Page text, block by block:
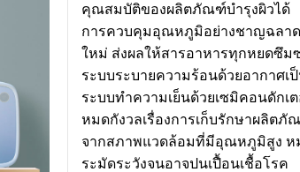
คุณสมบัติของผลิตภัณฑ์บำรุงผิวได้
การควบคุมอุณหภูมิอย่างชาญฉลาด
ใหม่ ส่งผลให้สารอาหารทุกหยดซึม
ระบบระบายความร้อนด้วยอากาศเ
ระบบทำความเย็นด้วยเซมิคอนดัก
หมดกังวลเรื่องการเก็บรักษาผลิต
จากสภาพแวดล้อมที่มีอุณหภูมิสูง ห
ระมัดระวังจนอาจปนเปื้อนเชื้อโรค